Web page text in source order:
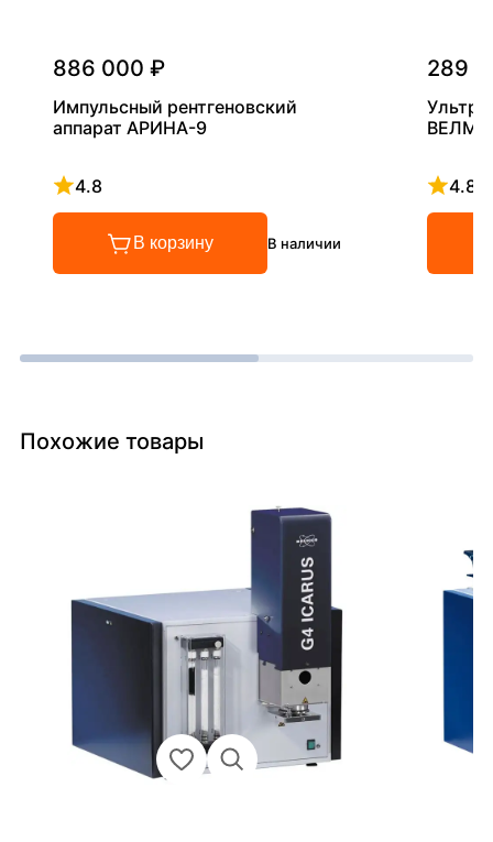
886 000 ₽
Импульсный рентгеновский
аппарат АРИНА-9
4.8
Рейтинг 4.8 из 5
В корзину В наличии
289
4.8
Похожие товары